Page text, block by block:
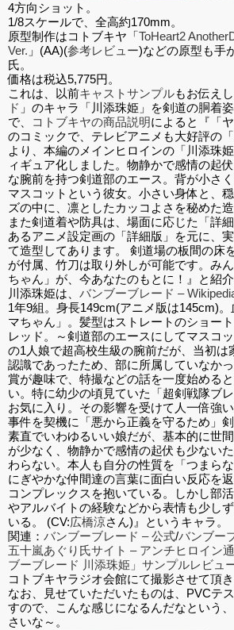
4方向ショット。
1/8スケールで、全高約170mm。
原型制作はコトブキヤ「ToHeart2
Ver. 」(AA)(参考レビュー)などの原型も手
氏。
価格は税込5,775円。
これは、以前キャストサンプルもお伝え
ド 」のキャラ「川添珠姫」を剣道の胴着
で、
コトブキヤの商品説明によると『「
のコミックで、テレビアニメも大好評の「
より、本編のメインヒロインの「川添珠
ィギュア化しました。物静かで感情の起
な腕前を持つ剣道部のエース。背が小さ
マスコットという彼女。小さい身体と、
ズの中に、凛としたカッコよさを秘めた
また剣道着や防具は、場面に応じた「詳
あるアニメ設定画の「詳細版」を元に、
て造型してあります。 剣道場の板間の床
が付属、竹刀は取り外しが可能です。み
ちゃん」が、今あなたのもとに！』と紹介
川添珠姫は、 バンブーブレード –
1年9組。身長149cm(アニメ版は145cm)
マちゃん」。髪型はストレートのショー
レッド。～剣道部のエースにしてマスコ
の1人娘で超高校生級の腕前だが、当初は
認識であったため、部に所属していなか
賞が趣味で、特撮などの話を一度始める
い。特に幼少の頃見ていた「超剣戦隊ブ
お気に入り。その影響を受けて人一倍強
事件を契機に「悪から正義を守るため」
素直でいわゆるいい娘だが、基本的に世
が少なく、物静かで感情の起伏も少ない
わらない。本人も自分の性質を「つまら
にぎやかな仲間達の言葉に面白い反応を
コンプレックスを抱いている。しかし部
やアルバイトの経験などから表情も少し
いる。 (CV:広橋涼さん)』というキャラ。
関連： バンブーブレード – 公式/バンブー
五十嵐あぐり氏サイト – アンチヒロイン
ブーブレード 川添珠姫」サンプルレビュ
コトブキヤラジオ会館にて撮影させて頂き
なお、見せていただいたものは、PVCテ
すので、こんな感じになるんだなという
さいな～。